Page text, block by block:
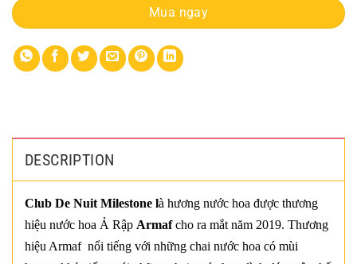
Mua ngay
DESCRIPTION
Club De Nuit Milestone là hương nước hoa được thương
hiệu nước hoa Ả Rập Armafcho ra mắt năm 2019. Thương
hiệu Armaf nổi tiếng với những chai nước hoa có mùi